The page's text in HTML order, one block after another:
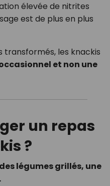
élevée de nitrites
est de plus en plus
les knackis
et non une
un repas
?
des légumes grillés, une